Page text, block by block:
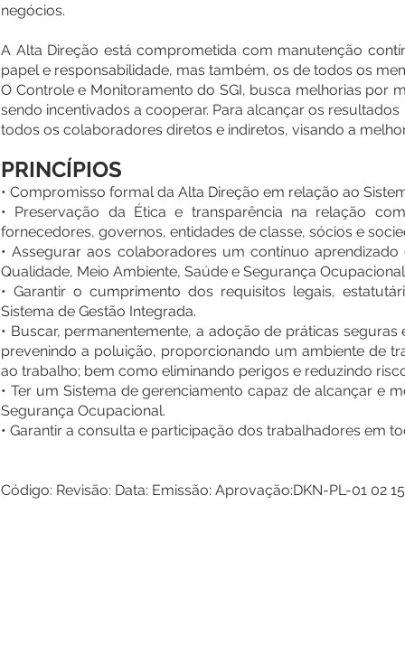
negócios.
A Alta Direção está comprometida com manutenção
papel e responsabilidade, mas também, os de todos os
O Controle e Monitoramento do SGI, busca melhorias por
sendo incentivados a cooperar. Para alcançar os
todos os colaboradores diretos e indiretos, visando a
PRINCÍPIOS
• Compromisso formal da Alta Direção em relação ao
• Preservação da Ética e transparência na relação
fornecedores, governos, entidades de classe, sócios e
• Assegurar aos colaboradores um contínuo
Qualidade, Meio Ambiente, Saúde e Segurança
• Garantir o cumprimento dos requisitos legais,
Sistema de Gestão Integrada.
• Buscar, permanentemente, a adoção de práticas
prevenindo a poluição, proporcionando um ambiente de
ao trabalho; bem como eliminando perigos e reduzindo
• Ter um Sistema de gerenciamento capaz de alcançar e
Segurança Ocupacional.
• Garantir a consulta e participação dos trabalhadores em
Código: Revisão: Data: Emissão: Aprovação:DKN-PL-01 02